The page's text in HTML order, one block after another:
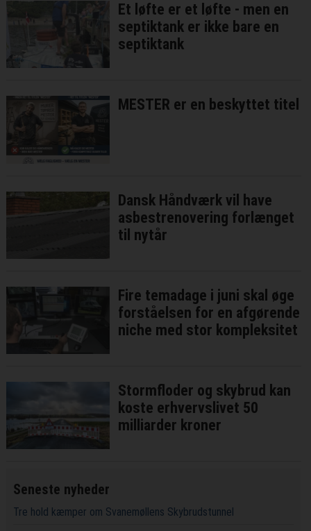
Et løfte er et løfte - men en
septiktank er ikke bare en
septiktank
MESTER er en beskyttet titel
Dansk Håndværk vil have
asbestrenovering forlænget
til nytår
Fire temadage i juni skal øge
forståelsen for en afgørende
niche med stor kompleksitet
Stormfloder og skybrud kan
koste erhvervslivet 50
milliarder kroner
Seneste nyheder
Tre hold kæmper om Svanemøllens Skybrudstunnel